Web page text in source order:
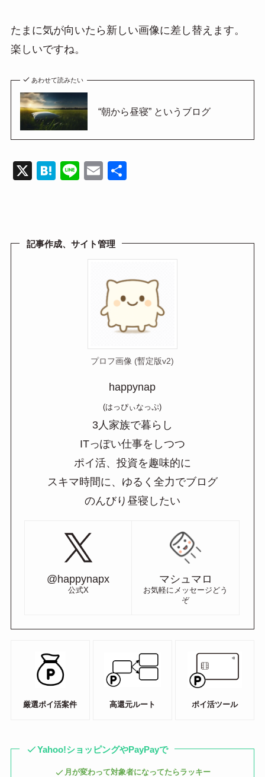
たまに気が向いたら新しい画像に差し替えます。
楽しいですね。
あわせて読みたい
“朝から昼寝” というブログ
X H
a
Li E 共
記事作成、サイト管理
プロフ画像 (暫定版v2)
happynap
(はっぴぃなっぷ)
3人家族で暮らし
ITっぽい仕事をしつつ
ポイ活、投資を趣味的に
スキマ時間に、ゆるく全力でブログ
のんびり昼寝したい
@happynapx
公式X
マシュマロ
お気軽にメッセージどう
ぞ
厳選ポイ活案件 高還元ルート ポイ活ツール
Yahoo!ショッピングやPayPayで
月が変わって対象者になってたらラッキー